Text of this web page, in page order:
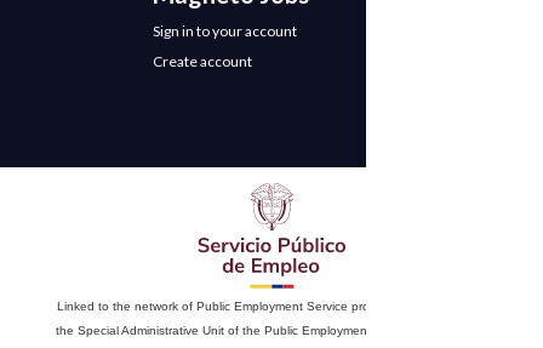
Sign in to your account
Create account
Linked to the network of Public Employment Service providers. Authorized by
the Special Administrative Unit of the Public Employment Service according to